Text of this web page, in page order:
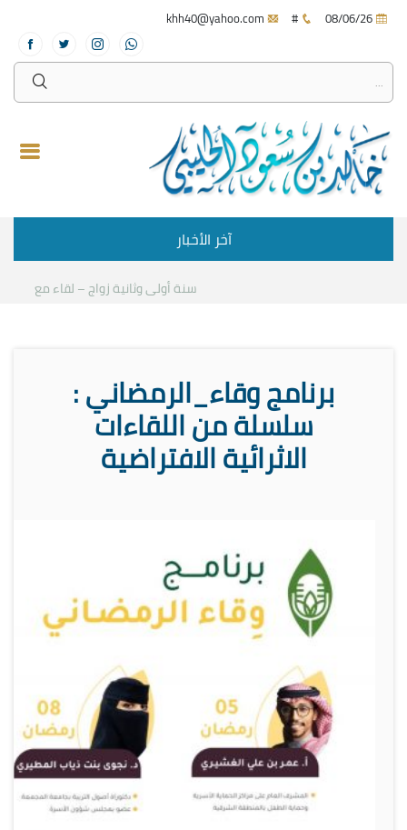
#
آخر الأخبار
سنة أولى وثانية زواج – لقاء مع د.خالد
برنامج وقاء_الرمضاني :
سلسلة من اللقاءات
الاثرائية الافتراضية